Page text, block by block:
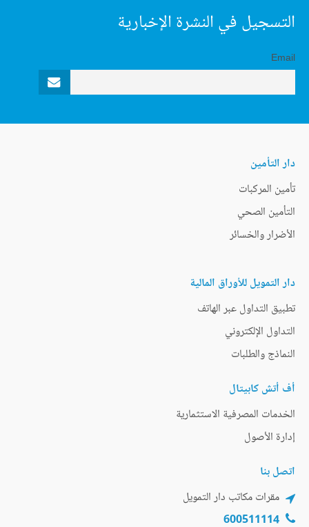
التسجيل في النشرة الإخبارية
Email
دار التأمين
تأمين المركبات
التأمين الصحي
الأضرار والخسائر
دار التمويل للأوراق المالية
تطبيق التداول عبر الهاتف
التداول الإلكتروني
النماذج والطلبات
أف أتش كابيتال
الخدمات المصرفية الاستثمارية
إدارة الأصول
اتصل بنا
مقرات مكاتب دار التمويل
600511114